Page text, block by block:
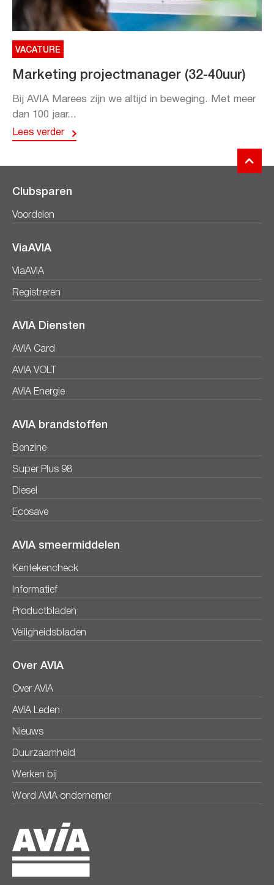
VACATURE
Marketing projectmanager (32-40uur)
Bij AVIA Marees zijn we altijd in beweging. Met meer
dan 100 jaar...
Lees verder
Clubsparen
Voordelen
ViaAVIA
ViaAVIA
Registreren
AVIA Diensten
AVIA Card
AVIA VOLT
AVIA Energie
AVIA brandstoffen
Benzine
Super Plus 98
Diesel
Ecosave
AVIA smeermiddelen
Kentekencheck
Informatief
Productbladen
Veiligheidsbladen
Over AVIA
Over AVIA
AVIA Leden
Nieuws
Duurzaamheid
Werken bij
Word AVIA ondernemer